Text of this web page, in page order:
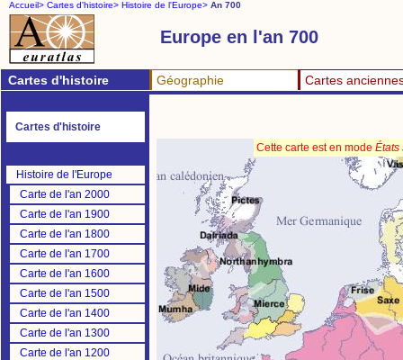
Accueil> Cartes d'histoire> Histoire de l'Europe> An 700
Europe en l'an 700
Cartes d'histoire Géographie Cartes
Cartes d'histoire
Histoire de l'Europe
Carte de l'an 2000
Carte de l'an 1900
Carte de l'an 1800
Carte de l'an 1700
Carte de l'an 1600
Carte de l'an 1500
Carte de l'an 1400
Carte de l'an 1300
Carte de l'an 1200
Cette carte est en mode États